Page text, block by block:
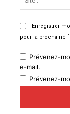
Enregistrer
pour la prochaine
Prévenez-
e-mail.
Prévenez-